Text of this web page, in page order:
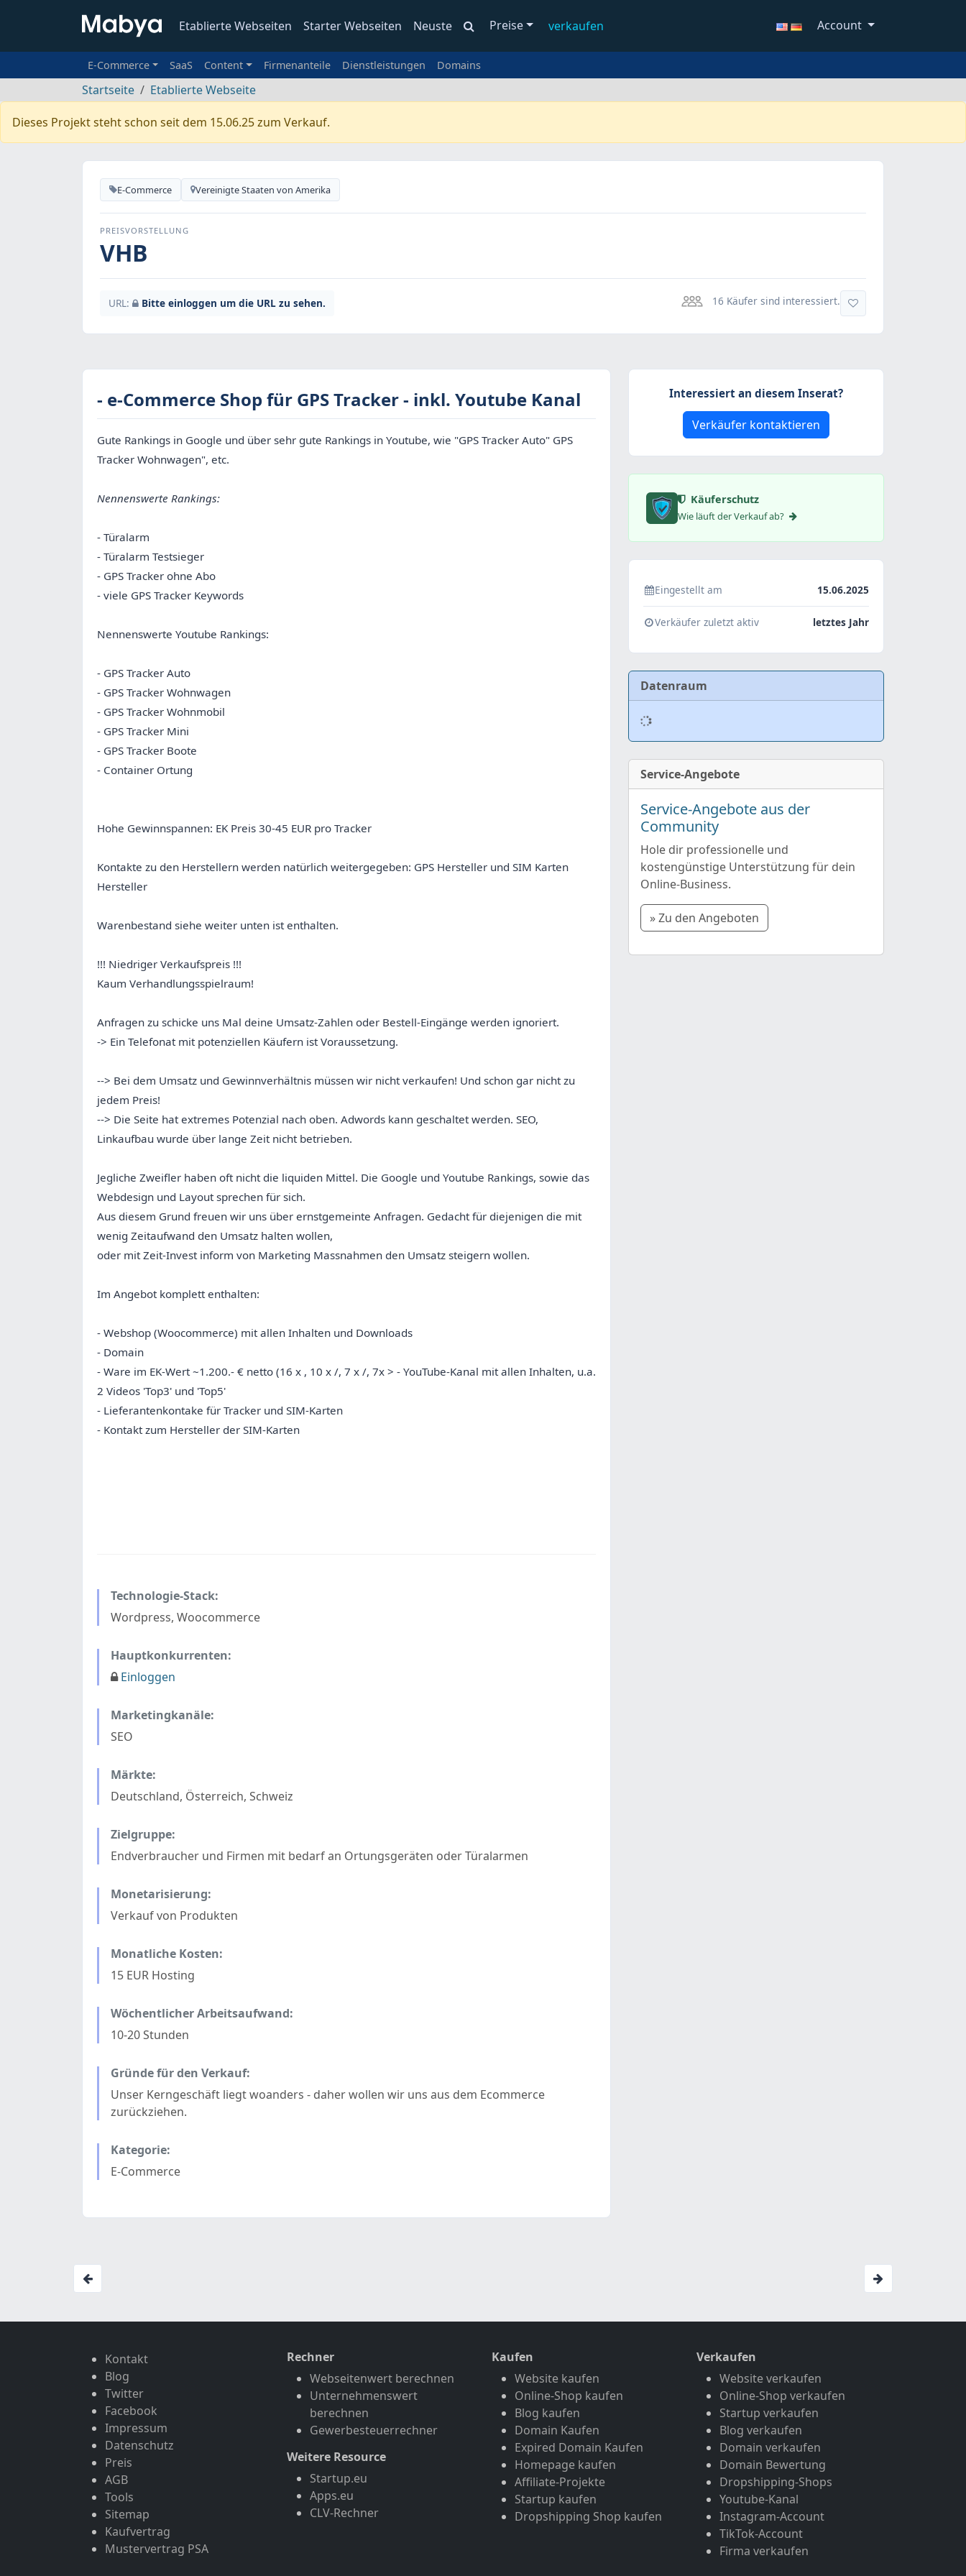
Etablierte Webseiten Starter Webseiten Neuste Preise verkaufen Account
E-Commerce SaaS Content Firmenanteile Dienstleistungen Domains
Startseite Etablierte Webseite
Dieses Projekt steht schon seit dem 15.06.25 zum Verkauf.
E-Commerce Vereinigte Staaten von Amerika
PREISVORSTELLUNG
VHB
URL: Bitte einloggen um die URL zu sehen. 16 Käufer sind interessiert.
- e-Commerce Shop für GPS Tracker - inkl. Youtube Kanal
Gute Rankings in Google und über sehr gute Rankings in Youtube, wie "GPS Tracker Auto" GPS
Tracker Wohnwagen", etc.
Nennenswerte Rankings:
- Türalarm
- Türalarm Testsieger
- GPS Tracker ohne Abo
- viele GPS Tracker Keywords
Nennenswerte Youtube Rankings:
- GPS Tracker Auto
- GPS Tracker Wohnwagen
- GPS Tracker Wohnmobil
- GPS Tracker Mini
- GPS Tracker Boote
- Container Ortung
Hohe Gewinnspannen: EK Preis 30-45 EUR pro Tracker
Kontakte zu den Herstellern werden natürlich weitergegeben: GPS Hersteller und SIM Karten
Hersteller
Warenbestand siehe weiter unten ist enthalten.
!!! Niedriger Verkaufspreis !!!
Kaum Verhandlungsspielraum!
Anfragen zu schicke uns Mal deine Umsatz-Zahlen oder Bestell-Eingänge werden ignoriert.
-> Ein Telefonat mit potenziellen Käufern ist Voraussetzung.
--> Bei dem Umsatz und Gewinnverhältnis müssen wir nicht verkaufen! Und schon gar nicht zu
jedem Preis!
--> Die Seite hat extremes Potenzial nach oben. Adwords kann geschaltet werden. SEO,
Linkaufbau wurde über lange Zeit nicht betrieben.
Jegliche Zweifler haben oft nicht die liquiden Mittel. Die Google und Youtube Rankings, sowie das
Webdesign und Layout sprechen für sich.
Aus diesem Grund freuen wir uns über ernstgemeinte Anfragen. Gedacht für diejenigen die mit
wenig Zeitaufwand den Umsatz halten wollen,
oder mit Zeit-Invest inform von Marketing Massnahmen den Umsatz steigern wollen.
Im Angebot komplett enthalten:
- Webshop (Woocommerce) mit allen Inhalten und Downloads
- Domain
- Ware im EK-Wert ~1.200.- € netto (16 x , 10 x /, 7 x /, 7x > - YouTube-Kanal mit allen Inhalten, u.a.
2 Videos 'Top3' und 'Top5'
- Lieferantenkontake für Tracker und SIM-Karten
- Kontakt zum Hersteller der SIM-Karten
Technologie-Stack:
Wordpress, Woocommerce
Hauptkonkurrenten:
Einloggen
Marketingkanäle:
SEO
Märkte:
Deutschland, Österreich, Schweiz
Zielgruppe:
Endverbraucher und Firmen mit bedarf an Ortungsgeräten oder Türalarmen
Monetarisierung:
Verkauf von Produkten
Monatliche Kosten:
15 EUR Hosting
Wöchentlicher Arbeitsaufwand:
10-20 Stunden
Gründe für den Verkauf:
Unser Kerngeschäft liegt woanders - daher wollen wir uns aus dem Ecommerce
zurückziehen.
Kategorie:
E-Commerce
Interessiert an diesem Inserat?
Verkäufer kontaktieren
Käuferschutz
Wie läuft der Verkauf ab?
Eingestellt am 15.06.2025
Verkäufer zuletzt aktiv letztes Jahr
Datenraum
Service-Angebote
Service-Angebote aus der
Community
Hole dir professionelle und
kostengünstige Unterstützung für dein
Online-Business.
» Zu den Angeboten
Kontakt
Blog
Twitter
Facebook
Impressum
Datenschutz
Preis
AGB
Tools
Sitemap
Kaufvertrag
Mustervertrag PSA
Rechner
Webseitenwert berechnen
Unternehmenswert
berechnen
Gewerbesteuerrechner
Weitere Resource
Startup.eu
Apps.eu
CLV-Rechner
Kaufen
Website kaufen
Online-Shop kaufen
Blog kaufen
Domain Kaufen
Expired Domain Kaufen
Homepage kaufen
Affiliate-Projekte
Startup kaufen
Dropshipping Shop kaufen
Verkaufen
Website verkaufen
Online-Shop verkaufen
Startup verkaufen
Blog verkaufen
Domain verkaufen
Domain Bewertung
Dropshipping-Shops
Youtube-Kanal
Instagram-Account
TikTok-Account
Firma verkaufen